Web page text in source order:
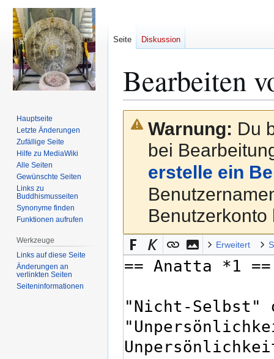
Bearbeiten
Navigation
springen
Suche
springen
Warnung: Du
bei
erstelle ein
Erweitert
Seite Diskussion
Hauptseite
Letzte Änderungen
Zufällige Seite
Hilfe zu MediaWiki
Alle Seiten
Gewünschte Seiten
Links zu
Buddhismusseiten
Synonyme finden
Funktionen aufrufen
Werkzeuge
Links auf diese Seite
Änderungen an
verlinkten Seiten
Seiten­­informationen